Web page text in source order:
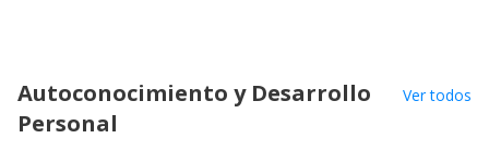
Autoconocimiento y Desarrollo
Personal
Ver todos